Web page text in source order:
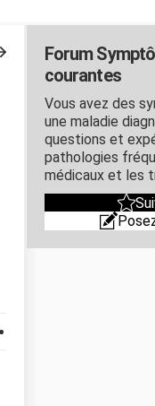
Forum
courantes
Vous avez des
une maladie
questions et
pathologies
médicaux et les